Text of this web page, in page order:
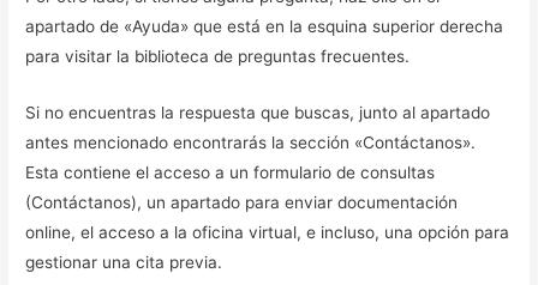
apartado de «Ayuda» que está en la esquina superior derecha
para visitar la biblioteca de preguntas frecuentes.
Si no encuentras la respuesta que buscas, junto al apartado
antes mencionado encontrarás la sección «Contáctanos».
Esta contiene el acceso a un formulario de consultas
(Contáctanos), un apartado para enviar documentación
online, el acceso a la oficina virtual, e incluso, una opción para
gestionar una cita previa.